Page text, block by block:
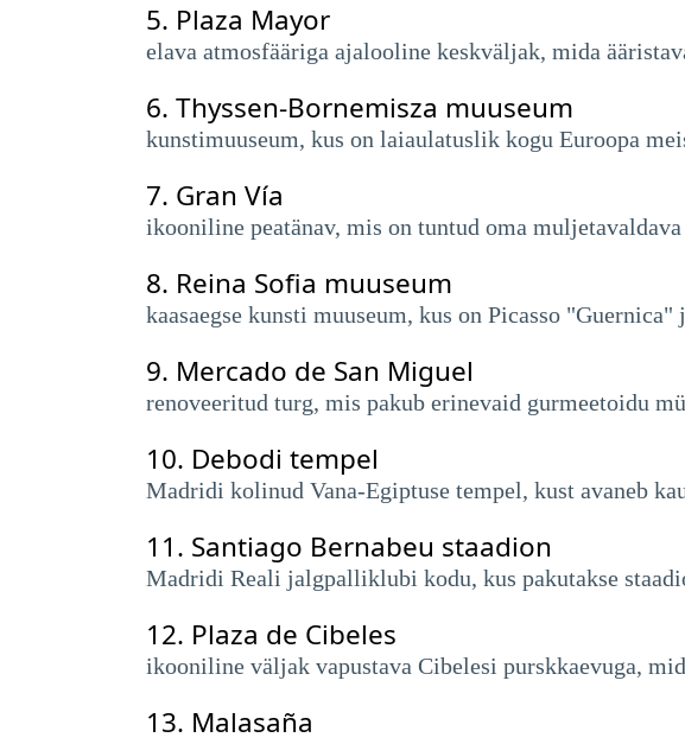
5. Plaza Mayor
elava atmosfääriga ajalooline keskväljak, mida
6. Thyssen-Bornemisza muuseum
kunstimuuseum, kus on laiaulatuslik kogu Euroopa
7. Gran Vía
ikooniline peatänav, mis on tuntud oma
8. Reina Sofia muuseum
kaasaegse kunsti muuseum, kus on Picasso
9. Mercado de San Miguel
renoveeritud turg, mis pakub erinevaid gurmeetoidu
10. Debodi tempel
Madridi kolinud Vana-Egiptuse tempel, kust avaneb
11. Santiago Bernabeu staadion
Madridi Reali jalgpalliklubi kodu, kus pakutakse
12. Plaza de Cibeles
ikooniline väljak vapustava Cibelesi purskkaevuga,
13. Malasaña